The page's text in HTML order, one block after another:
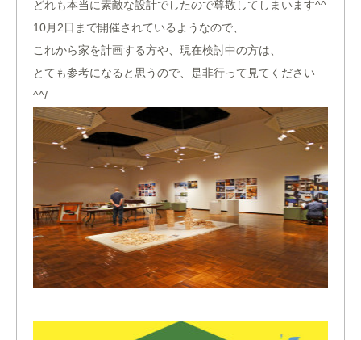
どれも本当に素敵な設計でしたので尊敬してしまいます^^
10月2日まで開催されているようなので、
これから家を計画する方や、現在検討中の方は、
とても参考になると思うので、是非行って見てください
^^/